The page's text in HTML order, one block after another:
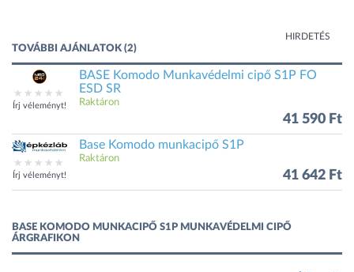
HIRDETÉS
TOVÁBBI AJÁNLATOK (2)
Írj véleményt!
BASE Komodo Munkavédelmi cipő S1P FO
ESD SR
Raktáron
41 590 Ft
Írj véleményt!
Base Komodo munkacipő S1P
Raktáron
41 642 Ft
BASE KOMODO MUNKACIPŐ S1P MUNKAVÉDELMI CIPŐ
ÁRGRAFIKON